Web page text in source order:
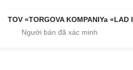
TOV «TORGOVA KOMPANIYa «LAD